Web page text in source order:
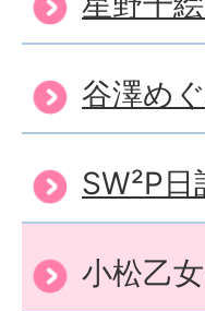
谷澤め
SW²P日
小松乙